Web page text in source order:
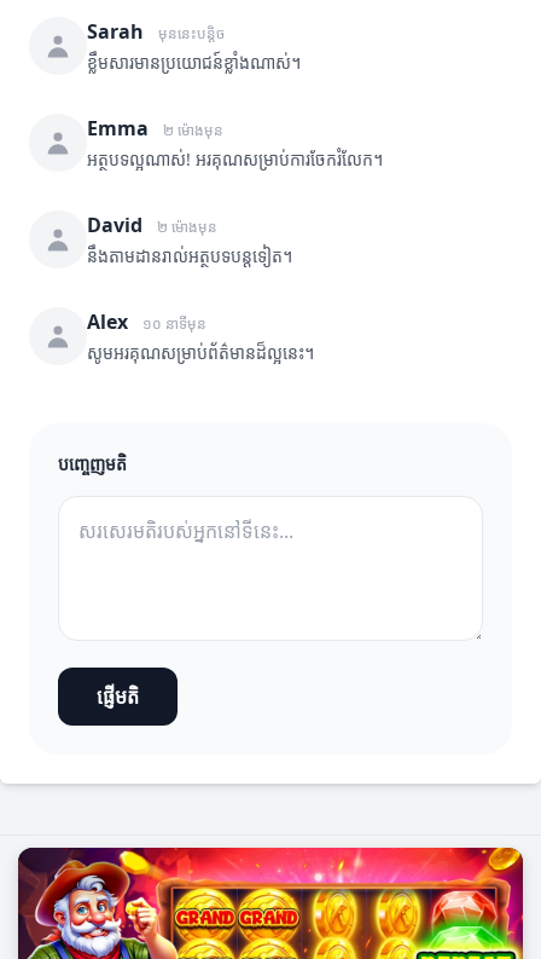
Sarah មុននេះបន្តិច
ខ្លឹមសារមានប្រយោជន៍ខ្លាំងណាស់។
Emma ២ ម៉ោងមុន
អត្ថបទល្អណាស់! អរគុណសម្រាប់ការចែករំលែក។
David ២ ម៉ោងមុន
នឹងតាមដានរាល់អត្ថបទបន្តទៀត។
Alex ១០ នាទីមុន
សូមអរគុណសម្រាប់ព័ត៌មានដ៏ល្អនេះ។
បញ្ចេញមតិ
ផ្ញើមតិ